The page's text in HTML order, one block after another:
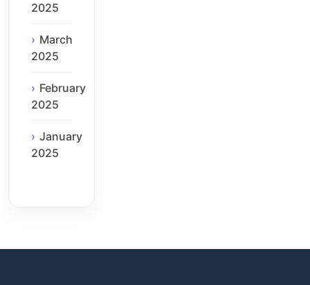
2025
March
2025
February
2025
January
2025